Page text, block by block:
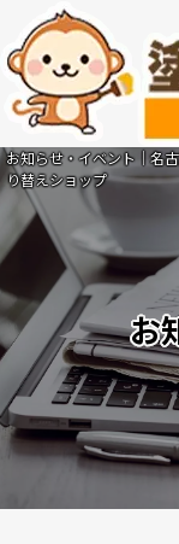
お知らせ・イベント｜名
り替えショップ
お